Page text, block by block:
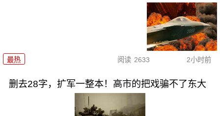
最热 阅读 2633 2小时前
删去28字，扩军一整本！高市的把戏骗不了东大